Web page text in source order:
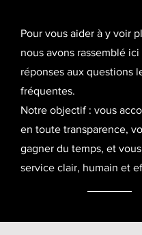
Pour vous aider à y voir
nous avons rassemblé ici
réponses aux questions
fréquentes.
Notre objectif : vous
en toute transparence,
gagner du temps, et
service clair, humain et